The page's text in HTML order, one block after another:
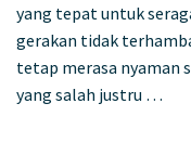
yang tepat untuk
gerakan tidak
tetap merasa nyaman
yang salah justru …